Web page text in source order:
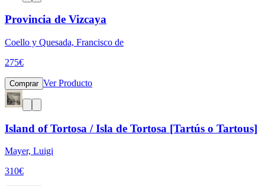
Provincia de Vizcaya
Coello y Quesada, Francisco de
275€
Comprar Ver Producto
Island of Tortosa / Isla de Tortosa [Tartús o Tartous]
Mayer, Luigi
310€